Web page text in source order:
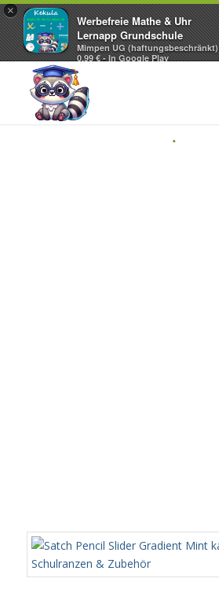
×
Werbefreie Mathe & Uhr
Lernapp Grundschule
Mimpen UG (haftungsbeschränkt)
0,99 € - In Google Play